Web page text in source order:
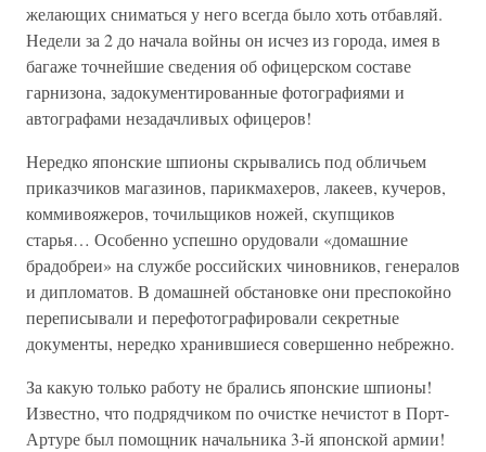
желающих сниматься у него всегда было хоть отбавляй.
Недели за 2 до начала войны он исчез из города, имея в
багаже точнейшие сведения об офицерском составе
гарнизона, задокументированные фотографиями и
автографами незадачливых офицеров!
Нередко японские шпионы скрывались под обличьем
приказчиков магазинов, парикмахеров, лакеев, кучеров,
коммивояжеров, точильщиков ножей, скупщиков
старья… Особенно успешно орудовали «домашние
брадобреи» на службе российских чиновников, генералов
и дипломатов. В домашней обстановке они преспокойно
переписывали и перефотографировали секретные
документы, нередко хранившиеся совершенно небрежно.
За какую только работу не брались японские шпионы!
Известно, что подрядчиком по очистке нечистот в Порт-
Артуре был помощник начальника 3-й японской армии!